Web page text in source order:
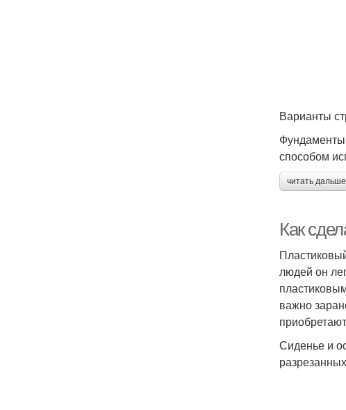
Варианты
Фундаменты
способом
читать
Как
людей он
важно
Сиденье и